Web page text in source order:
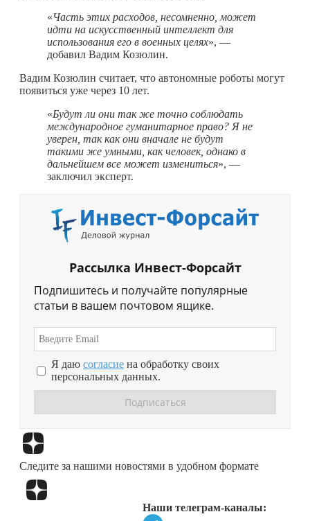
«Часть этих расходов, несомненно, может
идти на искусственный интеллект для
использования его в военных целях», —
добавил Вадим Козюлин.
Вадим Козюлин считает, что автономные роботы могут
появиться уже через 10 лет.
«Будут ли они так же точно соблюдать
международное гуманитарное право? Я не
уверен, так как они вначале не будут
такими же умными, как человек, однако в
дальнейшем все может измениться», —
заключил эксперт.
Рассылка Инвест-Форсайт
Подпишитесь и получайте популярные
статьи в вашем почтовом ящике.
Я даю согласие на обработку своих
персональных данных.
Следите за нашими новостями в удобном формате
Наши телеграм-каналы: